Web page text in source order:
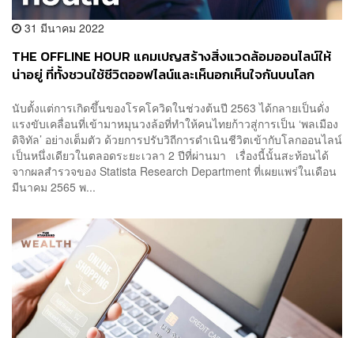
31 มีนาคม 2022
THE OFFLINE HOUR แคมเปญสร้างสิ่งแวดล้อมออนไลน์ให้
น่าอยู่ ที่ทั้งชวนใช้ชีวิตออฟไลน์และเห็นอกเห็นใจกันบนโลก
นับตั้งแต่การเกิดขึ้นของโรคโควิดในช่วงต้นปี 2563 ได้กลายเป็นดั่ง
แรงขับเคลื่อนที่เข้ามาหมุนวงล้อที่ทำให้คนไทยก้าวสู่การเป็น ‘พลเมือง
ดิจิทัล’ อย่างเต็มตัว ด้วยการปรับวิถีการดำเนินชีวิตเข้ากับโลกออนไลน์
เป็นหนึ่งเดียวในตลอดระยะเวลา 2 ปีที่ผ่านมา เรื่องนี้นั้นสะท้อนได้
จากผลสำรวจของ Statista Research Department ที่เผยแพร่ในเดือน
มีนาคม 2565 พ...